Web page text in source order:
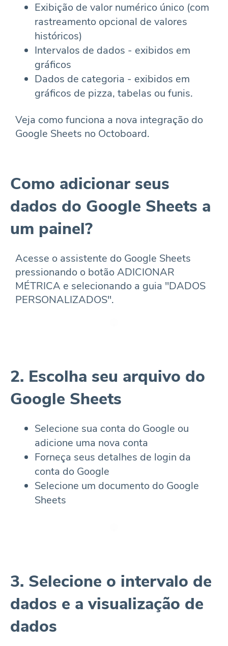
Exibição de valor numérico único (com
rastreamento opcional de valores
históricos)
Intervalos de dados - exibidos em
gráficos
Dados de categoria - exibidos em
gráficos de pizza, tabelas ou funis.
Veja como funciona a nova integração do
Google Sheets no Octoboard.
Como adicionar seus
dados do Google Sheets a
um painel?
Acesse o assistente do Google Sheets
pressionando o botão ADICIONAR
MÉTRICA e selecionando a guia "DADOS
PERSONALIZADOS".
2. Escolha seu arquivo do
Google Sheets
Selecione sua conta do Google ou
adicione uma nova conta
Forneça seus detalhes de login da
conta do Google
Selecione um documento do Google
Sheets
3. Selecione o intervalo de
dados e a visualização de
dados